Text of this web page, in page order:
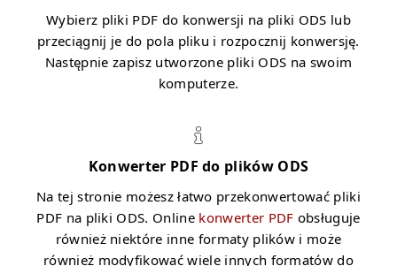
Wybierz pliki PDF do konwersji na pliki ODS lub
przeciągnij je do pola pliku i rozpocznij konwersję.
Następnie zapisz utworzone pliki ODS na swoim
komputerze.
Konwerter PDF do plików ODS
Na tej stronie możesz łatwo przekonwertować pliki
PDF na pliki ODS. Online konwerter PDF obsługuje
również niektóre inne formaty plików i może
również modyfikować wiele innych formatów do